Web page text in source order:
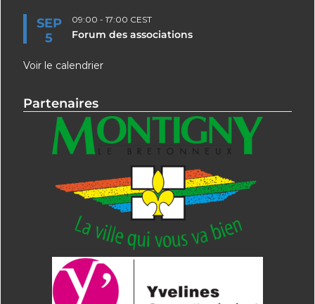
SEP
5
09:00 - 17:00 CEST
Forum des associations
Voir le calendrier
Partenaires